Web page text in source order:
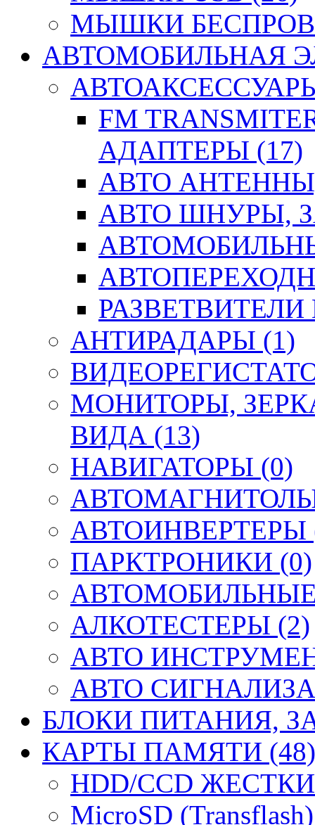
МЫШКИ
АВТОМОБИЛЬНАЯ
FM
АДАПТЕРЫ (17)
АВТО
АВТО ШНУРЫ,
РАЗВЕТВИТЕЛИ
АНТИРАДАРЫ (1)
МОНИТОРЫ,
ВИДА (13)
НАВИГАТОРЫ (0)
АВТОИНВЕРТЕРЫ
ПАРКТРОНИКИ (0)
АЛКОТЕСТЕРЫ (2)
АВТО
АВТО
БЛОКИ ПИТАНИЯ,
КАРТЫ ПАМЯТИ (48)
HDD/CCD
MicroSD